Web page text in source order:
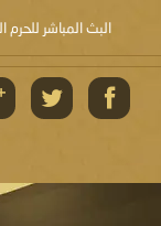
البث المباشر للحرم